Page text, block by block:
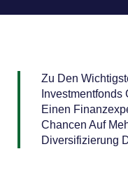
Zu Den
Einen
Chancen Auf
Diversifizierung